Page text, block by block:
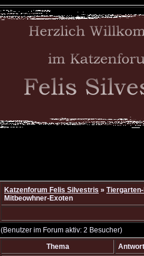
Katzenforum Felis Silvestris »
Mitbeowhner-Exoten
(Benutzer im Forum aktiv: 2 Besucher)
Thema